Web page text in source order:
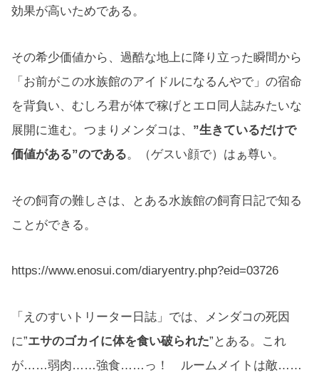
効果が高いためである。
その希少価値から、過酷な地上に降り立った瞬間から
「お前がこの水族館のアイドルになるんやで」の宿命
を背負い、むしろ君が体で稼げとエロ同人誌みたいな
展開に進む。つまりメンダコは、 ”生きているだけで
価値がある”のである。（ゲスい顔で）はぁ尊い。
その飼育の難しさは、とある水族館の飼育日記で知る
ことができる。
https://www.enosui.com/diaryentry.php?eid=03726
「えのすいトリーター日誌」では、メンダコの死因
に”エサのゴカイに体を食い破られた”とある。これ
が……弱肉……強食……っ！ ルームメイトは敵……